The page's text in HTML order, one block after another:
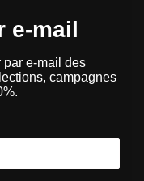
e-mail
par e-mail des
campagnes